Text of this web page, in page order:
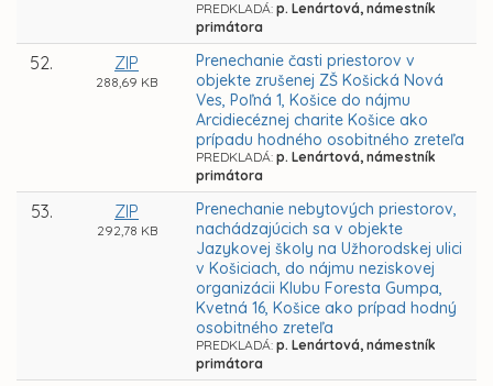
PREDKLADÁ: p. Lenártová, námestník
primátora
52. ZIP
288,69 KB
Prenechanie časti priestorov v
objekte zrušenej ZŠ Košická Nová
Ves, Poľná 1, Košice do nájmu
Arcidiecéznej charite Košice ako
prípadu hodného osobitného zreteľa
PREDKLADÁ: p. Lenártová, námestník
primátora
53. ZIP
292,78 KB
Prenechanie nebytových priestorov,
nachádzajúcich sa v objekte
Jazykovej školy na Užhorodskej ulici
v Košiciach, do nájmu neziskovej
organizácii Klubu Foresta Gumpa,
Kvetná 16, Košice ako prípad hodný
osobitného zreteľa
PREDKLADÁ: p. Lenártová, námestník
primátora